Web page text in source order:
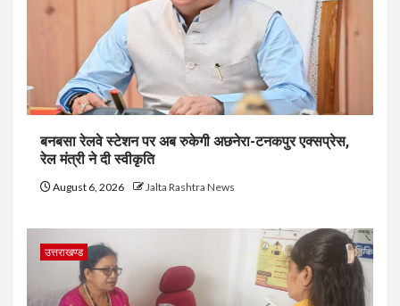
बनबसा रेलवे स्टेशन पर अब रुकेगी अछनेरा-टनकपुर एक्सप्रेस,
रेल मंत्री ने दी स्वीकृति
August 6, 2026 Jalta Rashtra News
उत्तराखण्ड